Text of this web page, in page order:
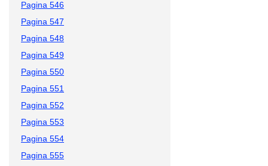
Pagina 546
Pagina 547
Pagina 548
Pagina 549
Pagina 550
Pagina 551
Pagina 552
Pagina 553
Pagina 554
Pagina 555